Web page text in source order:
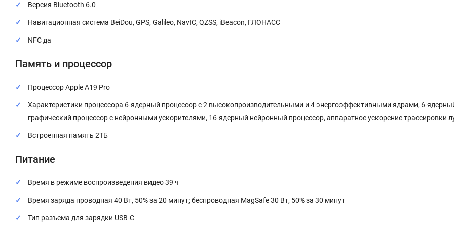
Версия Bluetooth 6.0
Навигационная система BeiDou, GPS, Galileo, NavIC, QZSS, iBeacon, ГЛОНАСС
NFC да
Память и процессор
Процессор Apple A19 Pro
Характеристики процессора 6-ядерный процессор с 2 высокопроизводительными и 4 энергоэффективными ядрами, 6-
графический процессор с нейронными ускорителями, 16-ядерный нейронный процессор, аппаратное ускорение трассировки
Встроенная память 2ТБ
Питание
Время в режиме воспроизведения видео 39 ч
Время заряда проводная 40 Вт, 50% за 20 минут; беспроводная MagSafe 30 Вт, 50% за 30 минут
Тип разъема для зарядки USB-C